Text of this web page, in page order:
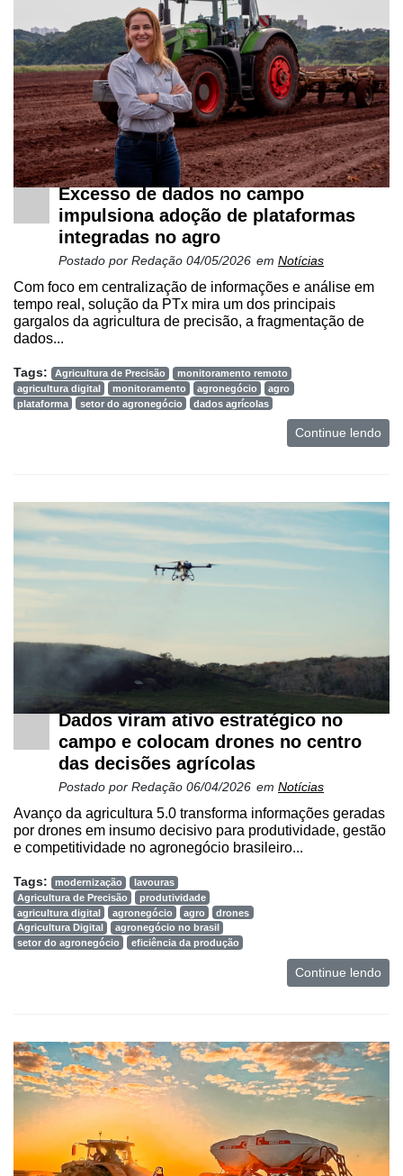
Excesso de dados no campo
impulsiona adoção de plataformas
integradas no agro
Postado por Redação 04/05/2026 em Notícias
Com foco em centralização de informações e análise em
tempo real, solução da PTx mira um dos principais
gargalos da agricultura de precisão, a fragmentação de
dados...
Tags: Agricultura de Precisão
monitoramento remoto
agricultura digital
monitoramento agronegócio
agro
plataforma
setor do agronegócio dados agrícolas
Continue lendo
Dados viram ativo estratégico no
campo e colocam drones no centro
das decisões agrícolas
Postado por Redação 06/04/2026 em Notícias
Avanço da agricultura 5.0 transforma informações geradas
por drones em insumo decisivo para produtividade, gestão
e competitividade no agronegócio brasileiro...
Tags: modernização
lavouras
Agricultura de Precisão
produtividade
agricultura digital
agronegócio agro
drones
Agricultura Digital
agronegócio no brasil
setor do agronegócio
eficiência da produção
Continue lendo